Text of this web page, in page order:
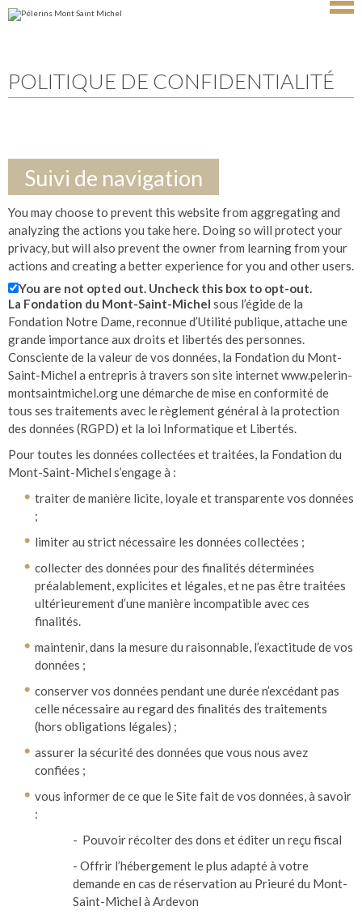
contenu.
navigation
personnels
POLITIQUE DE CONFIDENTIALITÉ
Suivi de navigation
You may choose to prevent this website from aggregating and
analyzing the actions you take here. Doing so will protect your
privacy, but will also prevent the owner from learning from your
actions and creating a better experience for you and other users.
You are not opted out. Uncheck this box to opt-out.
La Fondation du Mont-Saint-Michel sous l’égide de la
Fondation Notre Dame, reconnue d’Utilité publique, attache une
grande importance aux droits et libertés des personnes.
Consciente de la valeur de vos données, la Fondation du Mont-
Saint-Michel a entrepris à travers son site internet www.pelerin-
montsaintmichel.org une démarche de mise en conformité de
tous ses traitements avec le règlement général à la protection
des données (RGPD) et la loi Informatique et Libertés.
Pour toutes les données collectées et traitées, la Fondation du
Mont-Saint-Michel s’engage à :
traiter de manière licite, loyale et transparente vos données
;
limiter au strict nécessaire les données collectées ;
collecter des données pour des finalités déterminées
préalablement, explicites et légales, et ne pas être traitées
ultérieurement d’une manière incompatible avec ces
finalités.
maintenir, dans la mesure du raisonnable, l’exactitude de vos
données ;
conserver vos données pendant une durée n’excédant pas
celle nécessaire au regard des finalités des traitements
(hors obligations légales) ;
assurer la sécurité des données que vous nous avez
confiées ;
vous informer de ce que le Site fait de vos données, à savoir
:
- Pouvoir récolter des dons et éditer un reçu fiscal
- Offrir l’hébergement le plus adapté à votre
demande en cas de réservation au Prieuré du Mont-
Saint-Michel à Ardevon